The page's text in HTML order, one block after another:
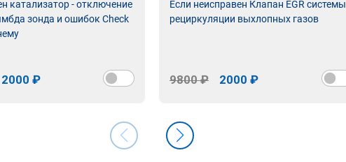
катализатор - отключение
зонда и ошибок Check
2000 ₽
Если неисправен Клапан EGR системы
рециркуляции выхлопных газов
9800 ₽ 2000 ₽